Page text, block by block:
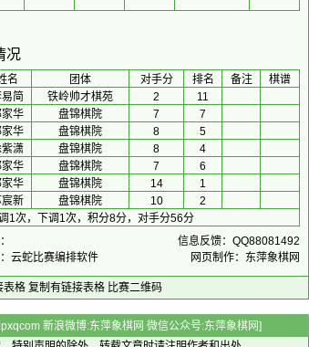
况
名 团体 对手分 排名 备注
棋谱
简 铁岭帅才棋苑 2
11
华 盘锦棋院 7
7
华 盘锦棋院 8
5
潇 盘锦棋院 8
4
华 盘锦棋院 7
6
华 盘锦棋院 14
1
宸新 盘锦棋院 10
2
1次，下调1次，积分8分，对手分56分
信息反馈：QQ88081492
云蛇比赛编排软件 网页制作：东萍象棋网
表格 复制有链接表格 比赛二维码
新浪微博:东萍象棋网 微信公众号:东萍象棋网]